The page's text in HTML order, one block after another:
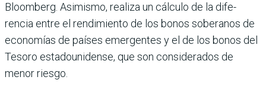
Bloomberg. Asimismo, realiza un cálculo de la dife­
rencia entre el rendimiento de los bonos soberanos de
econo­mías de países emergentes y el de los bonos del
Tesoro esta­dounidense, que son conside­rados de
menor riesgo.